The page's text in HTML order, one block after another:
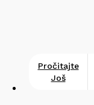
Pročitajte
Još